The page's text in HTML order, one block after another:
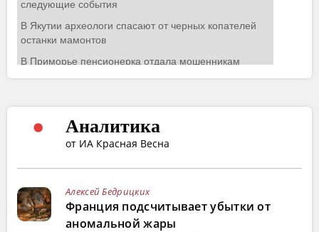
Аналитика
от ИА Красная Весна
Алексей Бедрицких
Франция подсчитывает убытки от
аномальной жары